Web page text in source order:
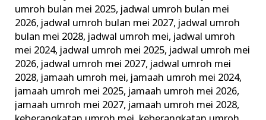
umroh bulan mei 2025, jadwal umroh bulan mei
2026, jadwal umroh bulan mei 2027, jadwal umroh
bulan mei 2028, jadwal umroh mei, jadwal umroh
mei 2024, jadwal umroh mei 2025, jadwal umroh mei
2026, jadwal umroh mei 2027, jadwal umroh mei
2028, jamaah umroh mei, jamaah umroh mei 2024,
jamaah umroh mei 2025, jamaah umroh mei 2026,
jamaah umroh mei 2027, jamaah umroh mei 2028,